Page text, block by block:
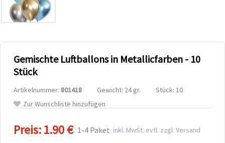
analysieren
sowie
auch mit
Unterstützung
unserer
Analyse
und
Marketing.
Cookies
Gemischte Luftballons in Metallicfarben - 10
Stück
Artikelnummer: 801418 Gewicht: 24 gr.
Stück: 10
Zur Wunschliste hinzufügen
Preis:1.90 € 1-4 Paket inkl. MwSt. evtl. zzgl. Versand